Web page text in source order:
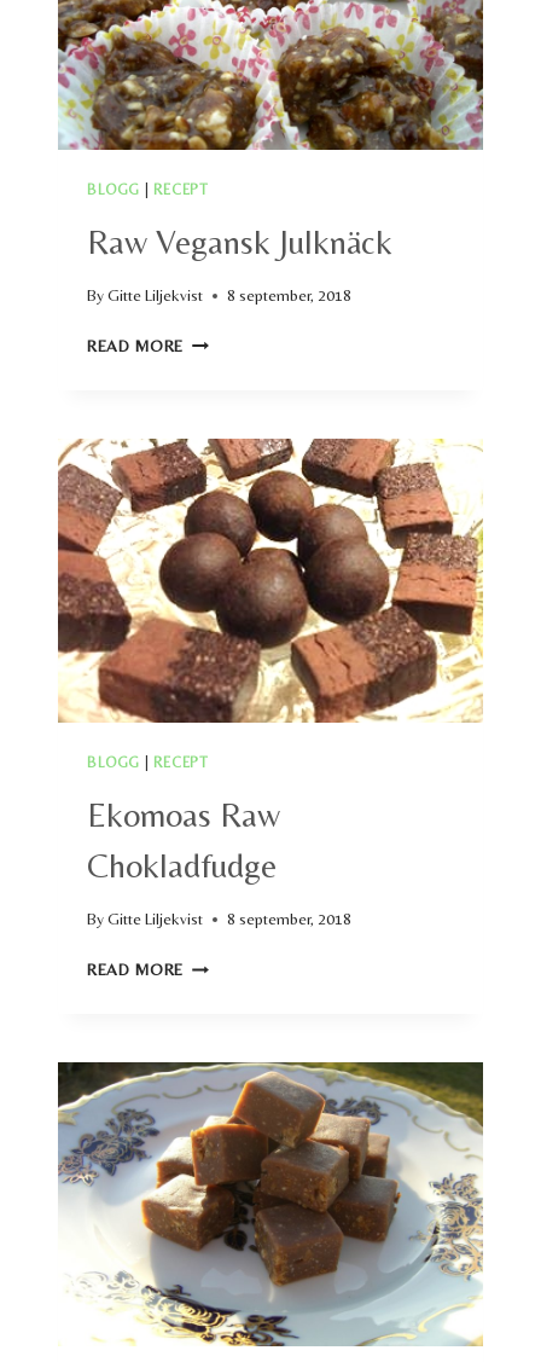
BLOGG RECEPT
Raw Vegansk Julknäck
ByGitte Liljekvist 8 september, 2018
READ MORE RAW
BLOGG RECEPT
Ekomoas Raw
Chokladfudge
ByGitte Liljekvist 8 september, 2018
READ MORE EKOMOAS